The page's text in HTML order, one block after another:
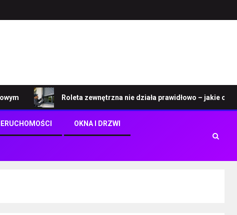
Roleta zewnętrzna nie działa prawidłowo – jakie objawy
OKNA I DRZWI